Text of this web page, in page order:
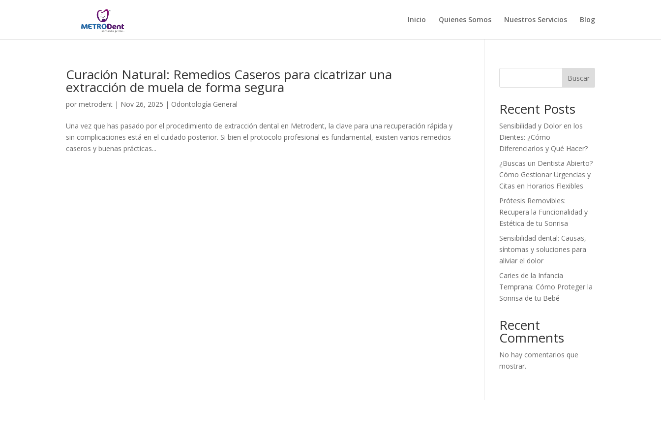
Inicio Quienes Somos Nuestros Servicios Blog
Curación Natural: Remedios Caseros para cicatrizar una
extracción de muela de forma segura
pormetrodent | Nov 26, 2025 | Odontología General
Una vez que has pasado por el procedimiento de extracción dental en Metrodent, la clave para una recuperación rápida y
sin complicaciones está en el cuidado posterior. Si bien el protocolo profesional es fundamental, existen varios remedios
caseros y buenas prácticas...
Buscar
Recent Posts
Sensibilidad y Dolor en los
Dientes: ¿Cómo
Diferenciarlos y Qué Hacer?
¿Buscas un Dentista Abierto?
Cómo Gestionar Urgencias y
Citas en Horarios Flexibles
Prótesis Removibles:
Recupera la Funcionalidad y
Estética de tu Sonrisa
Sensibilidad dental: Causas,
síntomas y soluciones para
aliviar el dolor
Caries de la Infancia
Temprana: Cómo Proteger la
Sonrisa de tu Bebé
Recent
Comments
No hay comentarios que
mostrar.